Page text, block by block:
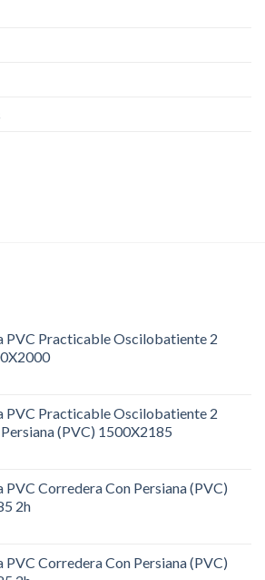
PVC Practicable Oscilobatiente 2
PVC Practicable Oscilobatiente 2
(PVC) 1500X2185
PVC Corredera Con Persiana (PVC)
2h
PVC Corredera Con Persiana (PVC)